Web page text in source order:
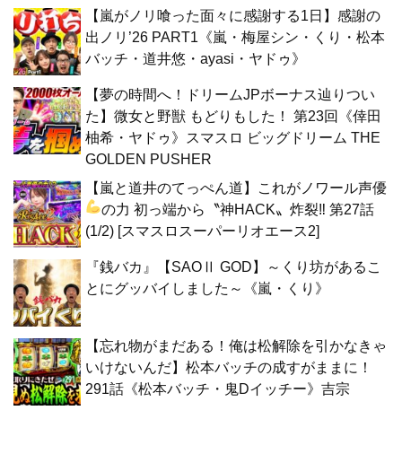
【嵐がノリ喰った面々に感謝する1日】感謝の
出ノリ’26 PART1《嵐・梅屋シン・くり・松本
バッチ・道井悠・ayasi・ヤドゥ》
【夢の時間へ！ドリームJPボーナス辿りつい
た】微女と野獣 もどりもした！ 第23回《倖田
柚希・ヤドゥ》スマスロ ビッグドリーム THE
GOLDEN PUSHER
【嵐と道井のてっぺん道】これがノワール声優
の力 初っ端から〝神HACK〟炸裂‼ 第27話
(1/2) [スマスロスーパーリオエース2]
『銭バカ』【SAOⅡ GOD】～くり坊があるこ
とにグッバイしました～《嵐・くり》
【忘れ物がまだある！俺は松解除を引かなきゃ
いけないんだ】松本バッチの成すがままに！
291話《松本バッチ・鬼Dイッチー》吉宗